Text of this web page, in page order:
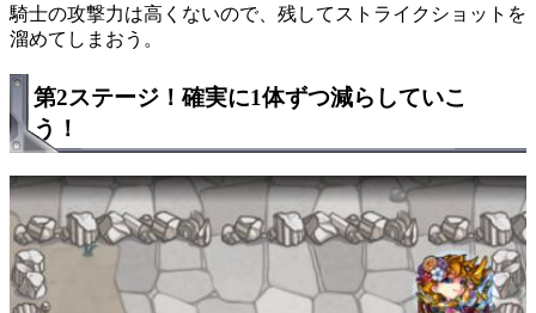
騎士の攻撃力は高くないので、残してストライクショットを
溜めてしまおう。
第2ステージ！確実に1体ずつ減らしていこ
う！